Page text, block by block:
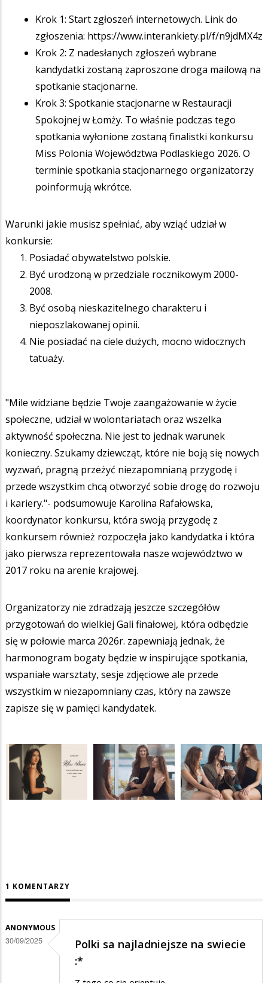
Krok 1: Start zgłoszeń internetowych. Link do
zgłoszenia: https://www.interankiety.pl/f/n9jdMX4z
Krok 2: Z nadesłanych zgłoszeń wybrane
kandydatki zostaną zaproszone droga mailową na
spotkanie stacjonarne.
Krok 3: Spotkanie stacjonarne w Restauracji
Spokojnej w Łomży. To właśnie podczas tego
spotkania wyłonione zostaną finalistki konkursu
Miss Polonia Województwa Podlaskiego 2026. O
terminie spotkania stacjonarnego organizatorzy
poinformują wkrótce.
Warunki jakie musisz spełniać, aby wziąć udział w
konkursie:
Posiadać obywatelstwo polskie.
Być urodzoną w przedziale rocznikowym 2000-
2008.
Być osobą nieskazitelnego charakteru i
nieposzlakowanej opinii.
Nie posiadać na ciele dużych, mocno widocznych
tatuaży.
"Mile widziane będzie Twoje zaangażowanie w życie
społeczne, udział w wolontariatach oraz wszelka
aktywność społeczna. Nie jest to jednak warunek
konieczny. Szukamy dziewcząt, które nie boją się nowych
wyzwań, pragną przeżyć niezapomnianą przygodę i
przede wszystkim chcą otworzyć sobie drogę do rozwoju
i kariery."- podsumowuje Karolina Rafałowska,
koordynator konkursu, która swoją przygodę z
konkursem również rozpoczęła jako kandydatka i która
jako pierwsza reprezentowała nasze województwo w
2017 roku na arenie krajowej.
Organizatorzy nie zdradzają jeszcze szczegółów
przygotowań do wielkiej Gali finałowej, która odbędzie
się w połowie marca 2026r. zapewniają jednak, że
harmonogram bogaty będzie w inspirujące spotkania,
wspaniałe warsztaty, sesje zdjęciowe ale przede
wszystkim w niezapomniany czas, który na zawsze
zapisze się w pamięci kandydatek.
1 KOMENTARZY
ANONYMOUS
30/09/2025
Polki sa najladniejsze na swiecie
:*